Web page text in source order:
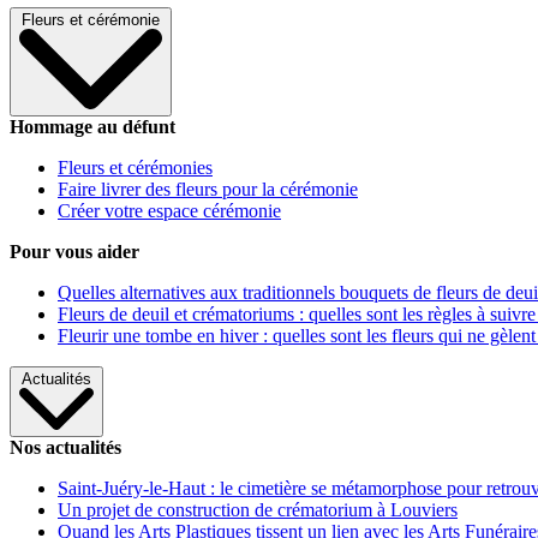
Fleurs et cérémonie
Hommage au défunt
Fleurs et cérémonies
Faire livrer des fleurs pour la cérémonie
Créer votre espace cérémonie
Pour vous aider
Quelles alternatives aux traditionnels bouquets de fleurs de
Fleurs de deuil et crématoriums : quelles sont les règles à
Fleurir une tombe en hiver : quelles sont les fleurs qui ne gèlent
Actualités
Nos actualités
Saint-Juéry-le-Haut : le cimetière se métamorphose pour
Un projet de construction de crématorium à Louviers
Quand les Arts Plastiques tissent un lien avec les Arts